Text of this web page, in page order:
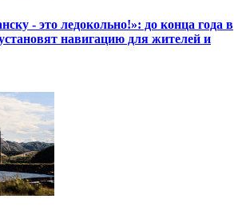
- это ледокольно!»: до конца года в
навигацию для жителей и